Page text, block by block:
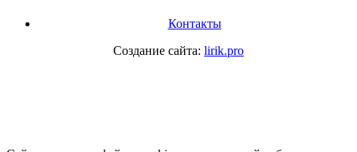
Контакты
Создание сайта: lirik.pro